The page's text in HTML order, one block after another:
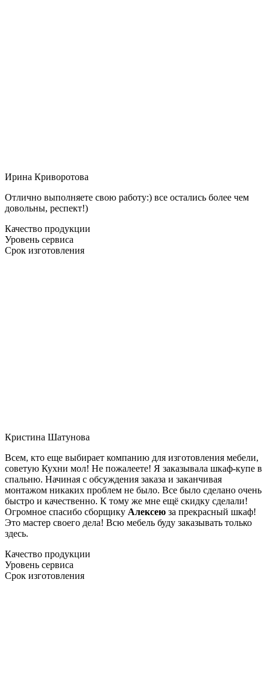
Ирина Криворотова
Отлично выполняете свою работу:) все остались более чем
довольны, респект!)
Качество продукции
Уровень сервиса
Срок изготовления
Кристина Шатунова
Всем, кто еще выбирает компанию для изготовления мебели,
советую Кухни мол! Не пожалеете! Я заказывала шкаф-купе в
спальню. Начиная с обсуждения заказа и заканчивая
монтажом никаких проблем не было. Все было сделано очень
быстро и качественно. К тому же мне ещё скидку сделали!
Огромное спасибо сборщику Алексею за прекрасный шкаф!
Это мастер своего дела! Всю мебель буду заказывать только
здесь.
Качество продукции
Уровень сервиса
Срок изготовления